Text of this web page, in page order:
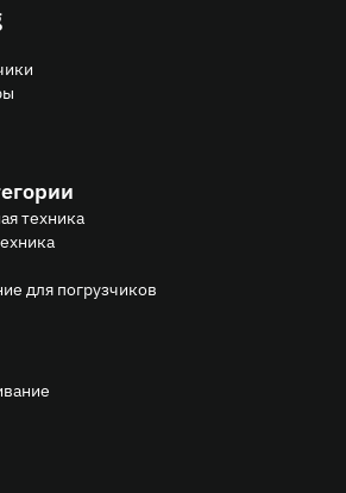
техника
для погрузчиков